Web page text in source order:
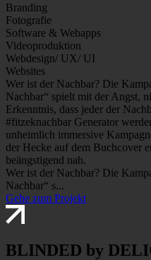
Branding
Fotografie
Software & Webapps
Videoproduktion
Webdesign/ UX/ UI
Websites
Wer ist der Nachbar? Die
Nachbar“ spielt mit der Angst,
Erkenntnis, dass jeder der
#fitzeknachbar Generator
unheimlich immersive
der Hecke auf dem Buchcover
beängstigend nah.
Wer ist der Nachbar? Die
Nachbar“ s...
Gehe zum Projekt
BLINDED by